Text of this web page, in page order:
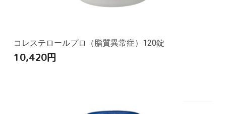
コレステロールプロ（脂質異常症）120錠
10,420円